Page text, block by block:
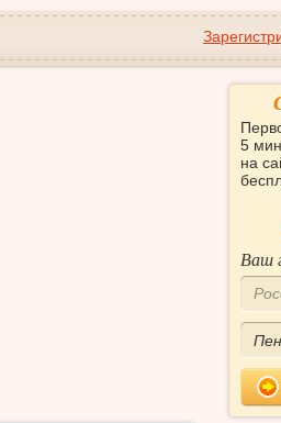
5
на
Ваш